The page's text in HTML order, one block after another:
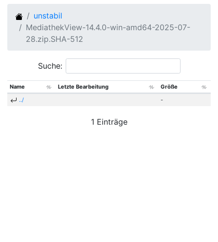
unstabil
MediathekView-14.4.0-win-amd64-2025-07-
28.zip.SHA-512
Suche:
Name Letzte Bearbeitung
Größe
../
-
1 Einträge